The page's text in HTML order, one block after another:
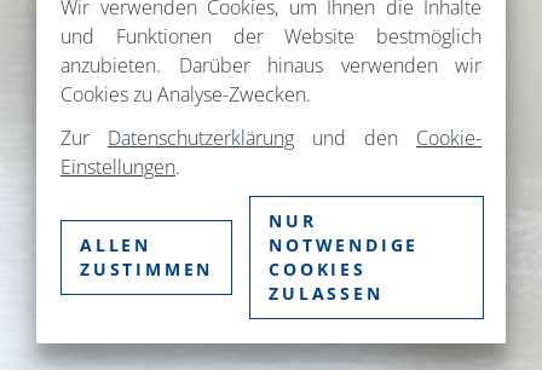
Wir verwenden Cookies, um Ihnen die Inhalte
und Funktionen der Website bestmöglich
anzubieten. Darüber hinaus verwenden wir
Cookies zu Analyse-Zwecken.
Zur Datenschutzerklärung und den Cookie-
Einstellungen.
ALLEN
ZUSTIMMEN
NUR
NOTWENDIGE
COOKIES
ZULASSEN